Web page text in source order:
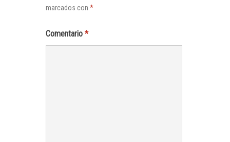
marcados con *
Comentario *